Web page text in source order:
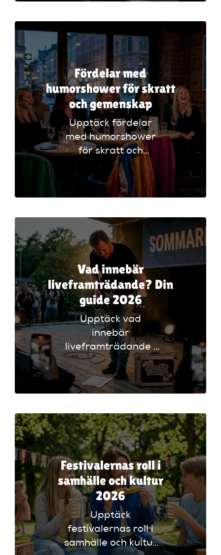
denna guide!
Fördelar med
humorshower för skratt
och gemenskap
Upptäck fördelar
med humorshower
för skratt och
gemenskap. Lär dig
hur dessa
evenemang stärker
förbättrar ditt
välmående.
Vad innebär
liveframträdande? Din
guide 2026
Upptäck vad
innebär
liveframträdande i
vår guide 2026. Lär
dig om tekniska
krav, kulturella
för att lyckas!
Festivalernas roll i
samhälle och kultur
2026
Upptäck
festivalernas roll i
samhälle och kultur